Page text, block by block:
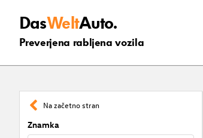
DasWeltAuto.
Preverjena rabljena vozila
Na začetno stran
Znamka